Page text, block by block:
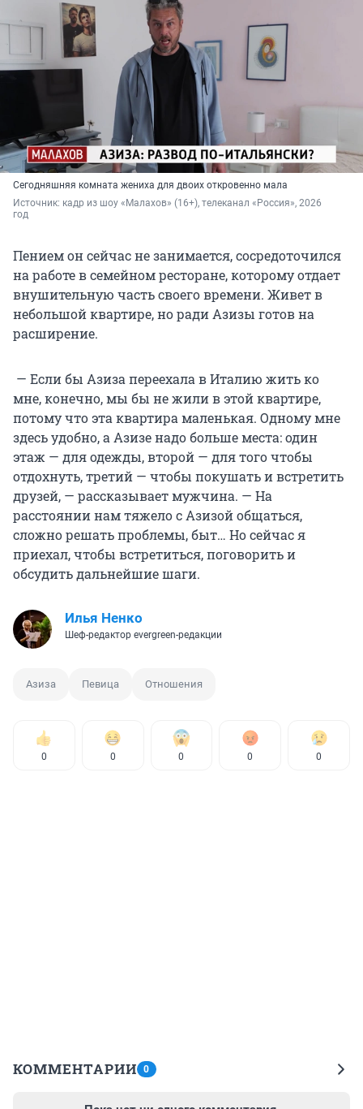
Сегодняшняя комната жениха для двоих откровенно мала
Источник: кадр из шоу «Малахов» (16+), телеканал «Россия», 2026
год
Пением он сейчас не занимается, сосредоточился
на работе в семейном ресторане, которому отдает
внушительную часть своего времени. Живет в
небольшой квартире, но ради Азизы готов на
расширение.
— Если бы Азиза переехала в Италию жить ко
мне, конечно, мы бы не жили в этой квартире,
потому что эта квартира маленькая. Одному мне
здесь удобно, а Азизе надо больше места: один
этаж — для одежды, второй — для того чтобы
отдохнуть, третий — чтобы покушать и встретить
друзей, — рассказывает мужчина. — На
расстоянии нам тяжело с Азизой общаться,
сложно решать проблемы, быт… Но сейчас я
приехал, чтобы встретиться, поговорить и
обсудить дальнейшие шаги.
Илья Ненко
Шеф-редактор evergreen-редакции
Азиза Певица Отношения
0 0 0 0 0
КОММЕНТАРИИ 0